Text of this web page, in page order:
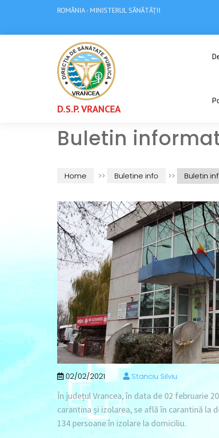
ROMÂNIA - MINISTERUL SĂNĂTĂȚII
D.S.P. VRANCEA
Buletin
Home >> Buletine info >> Buletin
02/02/2021 Stanciu Silviu
În județul Vrancea, în data de 02 februarie
carantina și izolarea, se află în carantină la
134 persoane în izolare la domiciliu.